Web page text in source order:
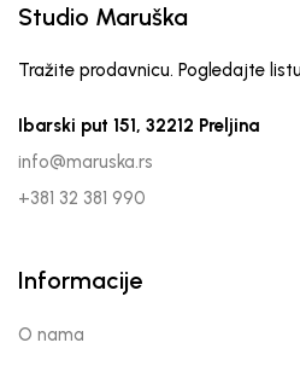
Studio Maruška
Tražite prodavnicu. Pogledajte
Ibarski put 151, 32212 Preljina
info@maruska.rs
+381 32 381 990
Informacije
O nama